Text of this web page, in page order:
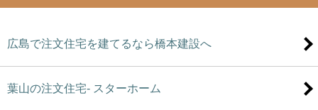
広島で注文住宅を建てるなら橋本建設へ
葉山の注文住宅- スターホーム